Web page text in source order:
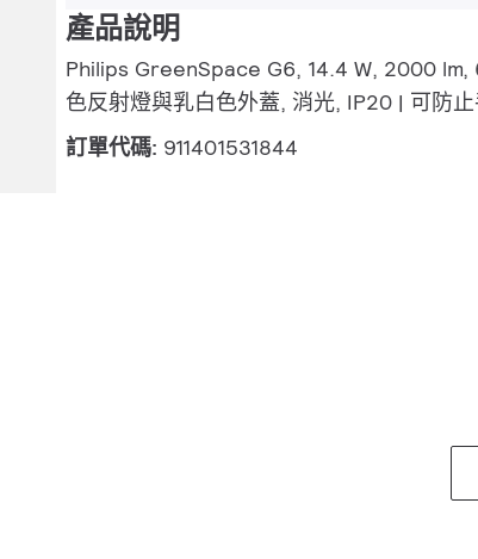
產品說明
Philips GreenSpace G6, 14.4 W, 2000 lm,
色反射燈與乳白色外蓋, 消光, IP20 | 可防
訂單代碼: 911401531844